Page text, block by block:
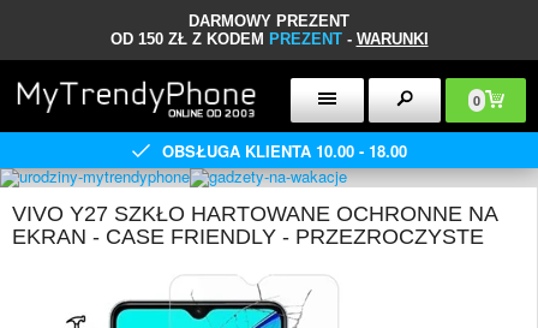
DARMOWY PREZENT
OD 150 ZŁ Z KODEM PREZENT- WARUNKI
0
OBSŁUGA KLIENTA 10.00 - 18.00
VIVO Y27 SZKŁO HARTOWANE OCHRONNE NA
EKRAN - CASE FRIENDLY - PRZEZROCZYSTE